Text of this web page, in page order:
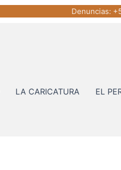
Denuncias:
LA CARICATURA EL